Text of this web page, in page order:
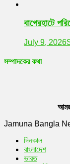
বাগেরহাটে
July 9, 2026
সম্পাদকের কথা
Jamuna Bangla
দিনকাল
বাংলাদেশ
ভারত